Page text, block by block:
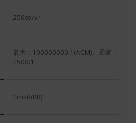
250cd/㎡
最大：100000000:1(ACM)、通常：
1500:1
1ms(VRB)